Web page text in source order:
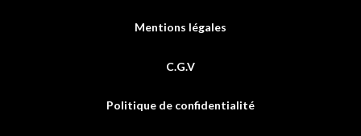
Mentions légales
C.G.V
Politique de confidentialité